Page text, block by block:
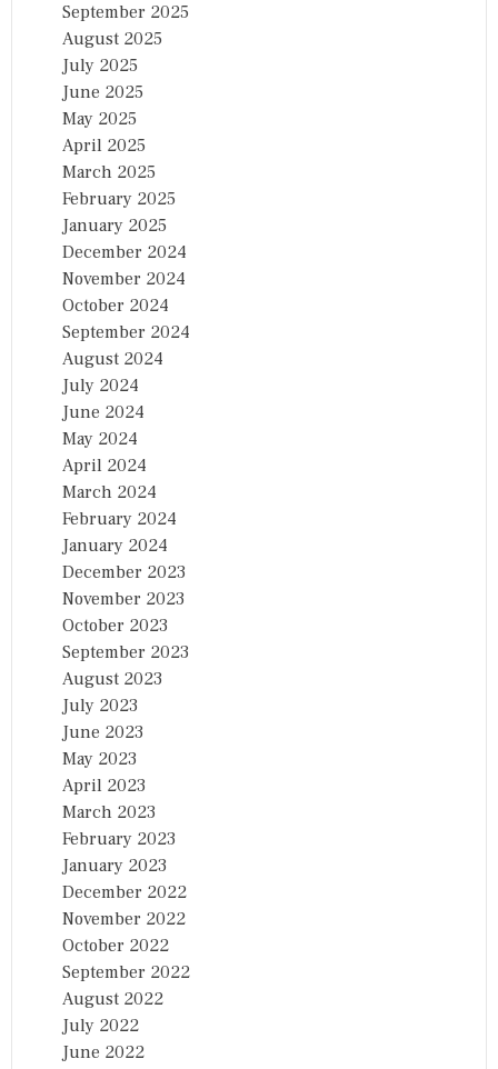
September 2025
August 2025
July 2025
June 2025
May 2025
April 2025
March 2025
February 2025
January 2025
December 2024
November 2024
October 2024
September 2024
August 2024
July 2024
June 2024
May 2024
April 2024
March 2024
February 2024
January 2024
December 2023
November 2023
October 2023
September 2023
August 2023
July 2023
June 2023
May 2023
April 2023
March 2023
February 2023
January 2023
December 2022
November 2022
October 2022
September 2022
August 2022
July 2022
June 2022